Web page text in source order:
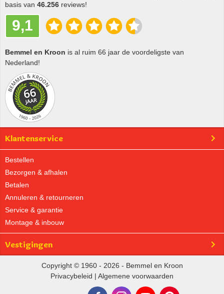
basis van 46.256 reviews!
9,1
Bemmel en Kroon is al ruim 66 jaar de voordeligste van
Nederland!
Klantenservice
Bestellen
Bezorgen & afhalen
Betalen
Annuleren & retourneren
Service & garantie
Montage & inbouw
Vestigingen
Copyright © 1960 - 2026 - Bemmel en Kroon
Privacybeleid | Algemene voorwaarden